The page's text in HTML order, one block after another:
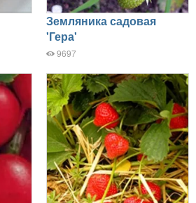
Земляника садовая
'Гера'
9697